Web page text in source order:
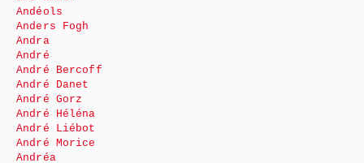
Andéols
Anders Fogh
Andra
André
André Bercoff
André Danet
André Gorz
André Héléna
André Liébot
André Morice
Andréa